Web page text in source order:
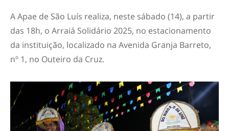
A Apae de São Luís realiza, neste sábado (14), a partir
das 18h, o Arraiá Solidário 2025, no estacionamento
da instituição, localizado na Avenida Granja Barreto,
nº 1, no Outeiro da Cruz.